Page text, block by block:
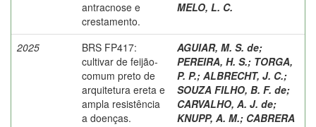
antracnose e
crestamento.
MELO, L. C.
2025
BRS FP417:
cultivar de feijão-
comum preto de
arquitetura ereta e
ampla resistência
a doenças.
AGUIAR, M. S. de;
PEREIRA, H. S.; TORGA,
P. P.; ALBRECHT, J. C.;
SOUZA FILHO, B. F. de;
CARVALHO, A. J. de;
KNUPP, A. M.; CABRERA